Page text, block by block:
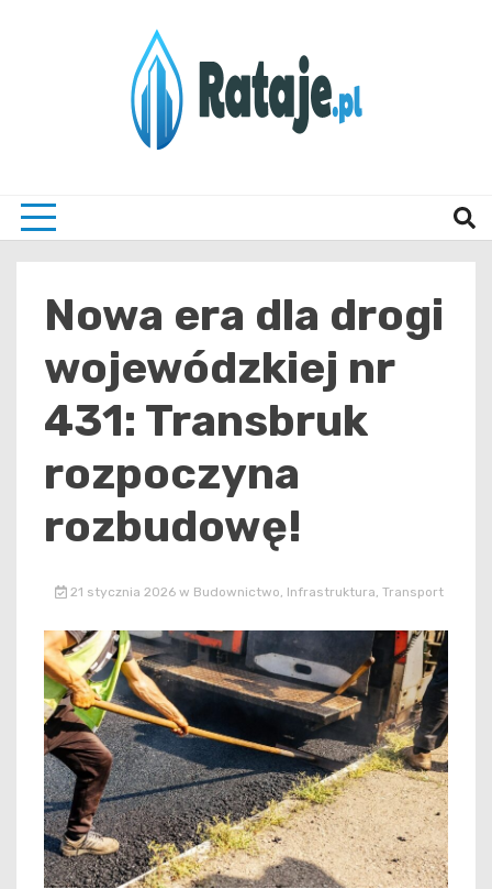
Nowa era dla drogi
wojewódzkiej nr
431: Transbruk
rozpoczyna
rozbudowę!
21 stycznia 2026 w Budownictwo, Infrastruktura, Transport